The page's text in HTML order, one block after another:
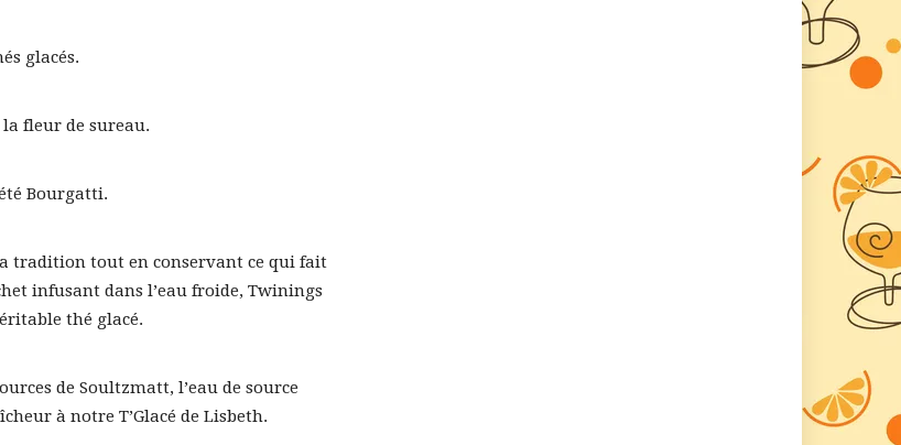
glacés.
fleur de sureau.
Bourgatti.
tradition tout en conservant ce qui fait
infusant dans l’eau froide, Twinings
thé glacé.
de Soultzmatt, l’eau de source
à notre T’Glacé de Lisbeth.